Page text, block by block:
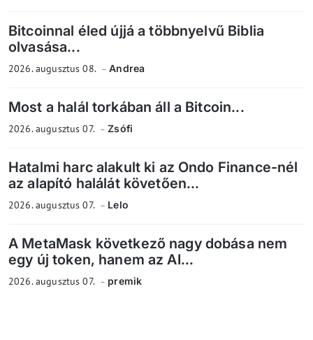
Bitcoinnal éled újjá a többnyelvű Biblia
olvasása...
2026. augusztus 08. Andrea
Most a halál torkában áll a Bitcoin...
2026. augusztus 07. Zsófi
Hatalmi harc alakult ki az Ondo Finance-nél
az alapító halálát követően...
2026. augusztus 07. Lelo
A MetaMask következő nagy dobása nem
egy új token, hanem az AI...
2026. augusztus 07. premik